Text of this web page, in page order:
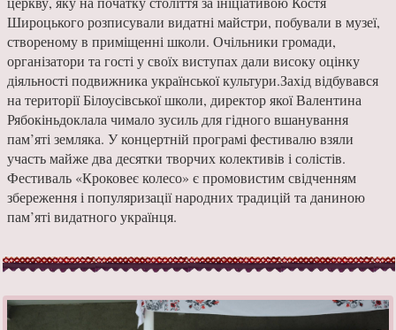
Широцького розписували видатні майстри, побували в музеї,
створеному в приміщенні школи. Очільники громади,
організатори та гості у своїх виступах дали високу оцінку
діяльності подвижника української культури.Захід відбувався
на території Білоусівської школи, директор якої Валентина
Рябокіньдоклала чимало зусиль для гідного вшанування
пам’яті земляка. У концертній програмі фестивалю взяли
участь майже два десятки творчих колективів і солістів.
Фестиваль «Кроковеє колесо» є промовистим свідченням
збереження і популяризації народних традицій та даниною
пам’яті видатного українця.